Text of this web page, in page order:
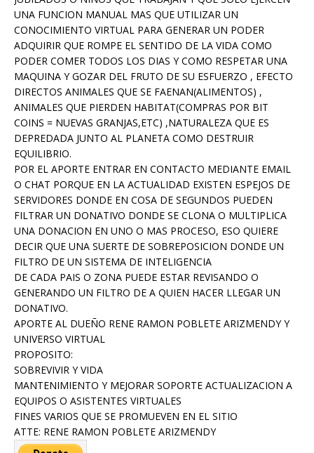
UNA FUNCION MANUAL MAS QUE UTILIZAR UN
CONOCIMIENTO VIRTUAL PARA GENERAR UN PODER
ADQUIRIR QUE ROMPE EL SENTIDO DE LA VIDA COMO
PODER COMER TODOS LOS DIAS Y COMO RESPETAR UNA
MAQUINA Y GOZAR DEL FRUTO DE SU ESFUERZO , EFECTO
DIRECTOS ANIMALES QUE SE FAENAN(ALIMENTOS) ,
ANIMALES QUE PIERDEN HABITAT(COMPRAS POR BIT
COINS = NUEVAS GRANJAS,ETC) ,NATURALEZA QUE ES
DEPREDADA JUNTO AL PLANETA COMO DESTRUIR
EQUILIBRIO.
POR EL APORTE ENTRAR EN CONTACTO MEDIANTE EMAIL
O CHAT PORQUE EN LA ACTUALIDAD EXISTEN ESPEJOS DE
SERVIDORES DONDE EN COSA DE SEGUNDOS PUEDEN
FILTRAR UN DONATIVO DONDE SE CLONA O MULTIPLICA
UNA DONACION EN UNO O MAS PROCESO, ESO QUIERE
DECIR QUE UNA SUERTE DE SOBREPOSICION DONDE UN
FILTRO DE UN SISTEMA DE INTELIGENCIA
DE CADA PAIS O ZONA PUEDE ESTAR REVISANDO O
GENERANDO UN FILTRO DE A QUIEN HACER LLEGAR UN
DONATIVO.
APORTE AL DUEÑO RENE RAMON POBLETE ARIZMENDY Y
UNIVERSO VIRTUAL
PROPOSITO:
SOBREVIVIR Y VIDA
MANTENIMIENTO Y MEJORAR SOPORTE ACTUALIZACION A
EQUIPOS O ASISTENTES VIRTUALES
FINES VARIOS QUE SE PROMUEVEN EN EL SITIO
ATTE: RENE RAMON POBLETE ARIZMENDY